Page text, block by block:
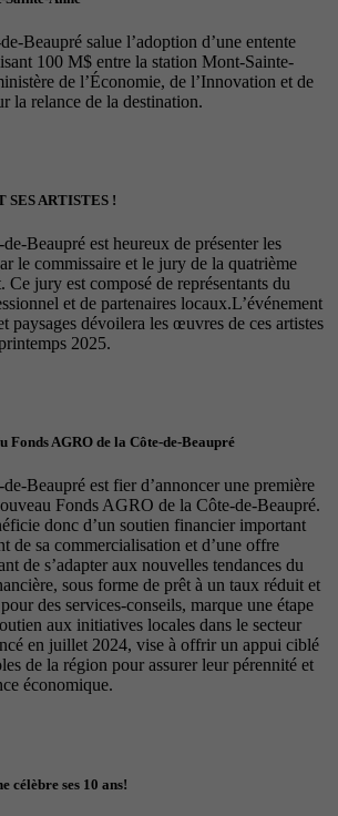
Beaupré salue l’adoption d’une entente
100 M$ entre la station Mont-Sainte-
de l’Économie, de l’Innovation et de
la relance de la destination.
SES ARTISTES !
Beaupré est heureux de présenter les
le commissaire et le jury de la quatrième
Ce jury est composé de représentants du
et de partenaires locaux.L’événement
paysages dévoilera les œuvres de ces artistes
2025.
Fonds AGRO de la Côte-de-Beaupré
Beaupré est fier d’annoncer une première
Fonds AGRO de la Côte-de-Beaupré.
donc d’un soutien financier important
de sa commercialisation et d’une offre
de s’adapter aux nouvelles tendances du
sous forme de prêt à un taux réduit et
des services-conseils, marque une étape
aux initiatives locales dans le secteur
en juillet 2024, vise à offrir un appui ciblé
de la région pour assurer leur pérennité et
économique.
célèbre ses 10 ans!